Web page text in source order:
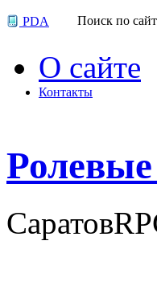
PDA Поиск по
О сайте
Контакты
Ролевые